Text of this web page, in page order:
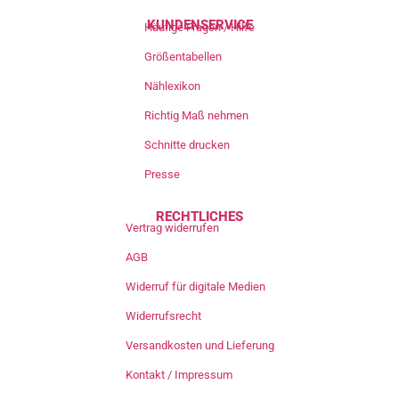
KUNDENSERVICE
Häufige Fragen / Hilfe
Größentabellen
Nählexikon
Richtig Maß nehmen
Schnitte drucken
Presse
RECHTLICHES
Vertrag widerrufen
AGB
Widerruf für digitale Medien
Widerrufsrecht
Versandkosten und Lieferung
Kontakt / Impressum